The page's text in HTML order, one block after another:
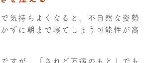
気持ちよくなると、不自然な姿勢
ずに朝まで寝てしまう可能性が高
ですが、「されど万病のもと」でも